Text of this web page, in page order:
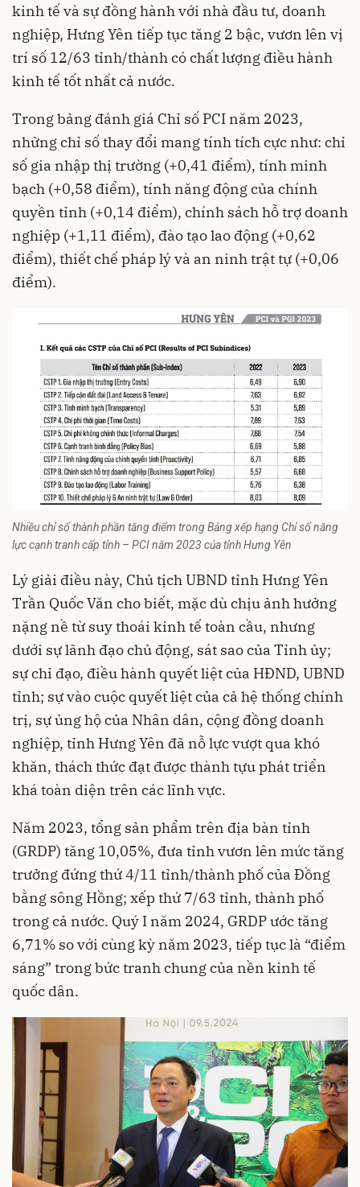
kinh tế và sự đồng hành với nhà đầu tư, doanh
nghiệp, Hưng Yên tiếp tục tăng 2 bậc, vươn lên vị
trí số 12/63 tỉnh/thành có chất lượng điều hành
kinh tế tốt nhất cả nước.
Trong bảng đánh giá Chỉ số PCI năm 2023,
những chỉ số thay đổi mang tính tích cực như: chỉ
số gia nhập thị trường (+0,41 điểm), tính minh
bạch (+0,58 điểm), tính năng động của chính
quyền tỉnh (+0,14 điểm), chính sách hỗ trợ doanh
nghiệp (+1,11 điểm), đào tạo lao động (+0,62
điểm), thiết chế pháp lý và an ninh trật tự (+0,06
điểm).
Nhiều chỉ số thành phần tăng điểm trong Bảng xếp hạng Chỉ số năng
lực cạnh tranh cấp tỉnh – PCI năm 2023 của tỉnh Hưng Yên
Lý giải điều này, Chủ tịch UBND tỉnh Hưng Yên
Trần Quốc Văn cho biết, mặc dù chịu ảnh hưởng
nặng nề từ suy thoái kinh tế toàn cầu, nhưng
dưới sự lãnh đạo chủ động, sát sao của Tỉnh ủy;
sự chỉ đạo, điều hành quyết liệt của HĐND, UBND
tỉnh; sự vào cuộc quyết liệt của cả hệ thống chính
trị, sự ủng hộ của Nhân dân, cộng đồng doanh
nghiệp, tỉnh Hưng Yên đã nỗ lực vượt qua khó
khăn, thách thức đạt được thành tựu phát triển
khá toàn diện trên các lĩnh vực.
Năm 2023, tổng sản phẩm trên địa bàn tỉnh
(GRDP) tăng 10,05%, đưa tỉnh vươn lên mức tăng
trưởng đứng thứ 4/11 tỉnh/thành phố của Đồng
bằng sông Hồng; xếp thứ 7/63 tỉnh, thành phố
trong cả nước. Quý I năm 2024, GRDP ước tăng
6,71% so với cùng kỳ năm 2023, tiếp tục là “điểm
sáng” trong bức tranh chung của nền kinh tế
quốc dân.